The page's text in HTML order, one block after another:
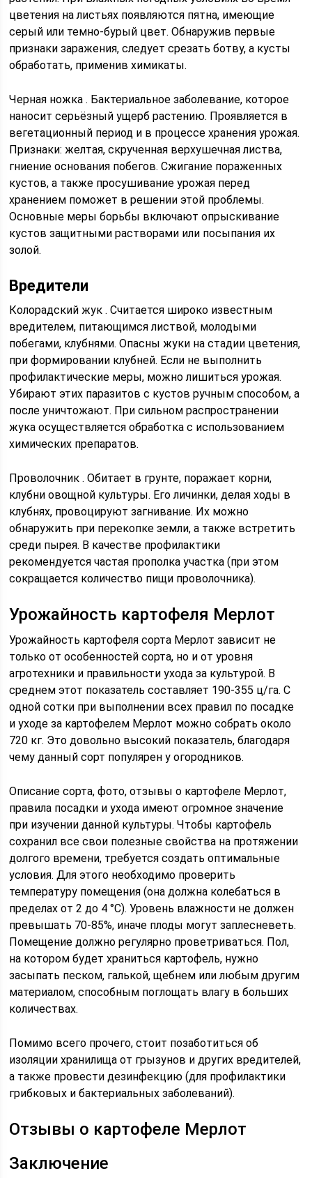
цветения на листьях появляются пятна, имеющие
серый или темно-бурый цвет. Обнаружив первые
признаки заражения, следует срезать ботву, а кусты
обработать, применив химикаты.
Черная ножка . Бактериальное заболевание, которое
наносит серьёзный ущерб растению. Проявляется в
вегетационный период и в процессе хранения урожая.
Признаки: желтая, скрученная верхушечная листва,
гниение основания побегов. Сжигание пораженных
кустов, а также просушивание урожая перед
хранением поможет в решении этой проблемы.
Основные меры борьбы включают опрыскивание
кустов защитными растворами или посыпания их
золой.
Вредители
Колорадский жук . Считается широко известным
вредителем, питающимся листвой, молодыми
побегами, клубнями. Опасны жуки на стадии цветения,
при формировании клубней. Если не выполнить
профилактические меры, можно лишиться урожая.
Убирают этих паразитов с кустов ручным способом, а
после уничтожают. При сильном распространении
жука осуществляется обработка с использованием
химических препаратов.
Проволочник . Обитает в грунте, поражает корни,
клубни овощной культуры. Его личинки, делая ходы в
клубнях, провоцируют загнивание. Их можно
обнаружить при перекопке земли, а также встретить
среди пырея. В качестве профилактики
рекомендуется частая прополка участка (при этом
сокращается количество пищи проволочника).
Урожайность картофеля Мерлот
Урожайность картофеля сорта Мерлот зависит не
только от особенностей сорта, но и от уровня
агротехники и правильности ухода за культурой. В
среднем этот показатель составляет 190-355 ц/га. С
одной сотки при выполнении всех правил по посадке
и уходе за картофелем Мерлот можно собрать около
720 кг. Это довольно высокий показатель, благодаря
чему данный сорт популярен у огородников.
Описание сорта, фото, отзывы о картофеле Мерлот,
правила посадки и ухода имеют огромное значение
при изучении данной культуры. Чтобы картофель
сохранил все свои полезные свойства на протяжении
долгого времени, требуется создать оптимальные
условия. Для этого необходимо проверить
температуру помещения (она должна колебаться в
пределах от 2 до 4 °C). Уровень влажности не должен
превышать 70-85%, иначе плоды могут заплесневеть.
Помещение должно регулярно проветриваться. Пол,
на котором будет храниться картофель, нужно
засыпать песком, галькой, щебнем или любым другим
материалом, способным поглощать влагу в больших
количествах.
Помимо всего прочего, стоит позаботиться об
изоляции хранилища от грызунов и других вредителей,
а также провести дезинфекцию (для профилактики
грибковых и бактериальных заболеваний).
Отзывы о картофеле Мерлот
Заключение